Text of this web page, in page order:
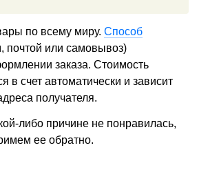
по всему миру. Способ
почтой или самовывоз)
заказа. Стоимость
в счет автоматически и зависит
получателя.
либо причине не понравилась,
ее обратно.